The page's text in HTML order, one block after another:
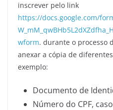
inscrever pelo link
https://docs.google.com/
wform. durante o processo
anexar a cópia de
exemplo:
Documento de
Número do CPF,